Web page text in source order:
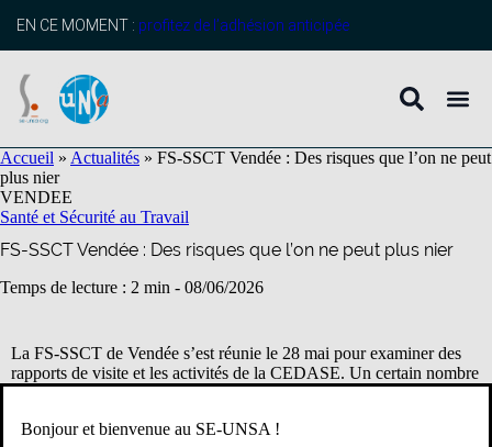
principal
EN CE MOMENT : profitez de l’adhésion anticipée
Accueil » Actualités » FS-SSCT Vendée : Des risques que l’on ne peut
plus nier
VENDEE
Santé et Sécurité au Travail
FS-SSCT Vendée : Des risques que l’on ne peut plus nier
Temps de lecture : 2 min - 08/06/2026
La FS-SSCT de Vendée s’est réunie le 28 mai pour examiner des
rapports de visite et les activités de la CEDASE. Un certain nombre
de risques auxquels sont exposés les personnels ont pu être posés et
Bonjour et bienvenue au SE-UNSA !